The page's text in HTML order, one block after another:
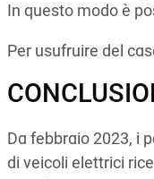
In questo modo è
Per usufruire del
Da febbraio 2023, i
di veicoli elettrici